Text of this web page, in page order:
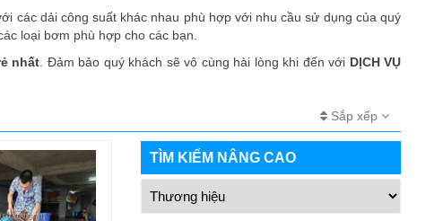
các dải công suất khác nhau phù hợp với nhu cầu sử dụng của quý
loại bơm phù hợp cho các bạn.
nhất . Đảm bảo quý khách sẽ vô cùng hài lòng khi đến với DỊCH VỤ
Sắp xếp
TÌM KIẾM NÂNG CAO